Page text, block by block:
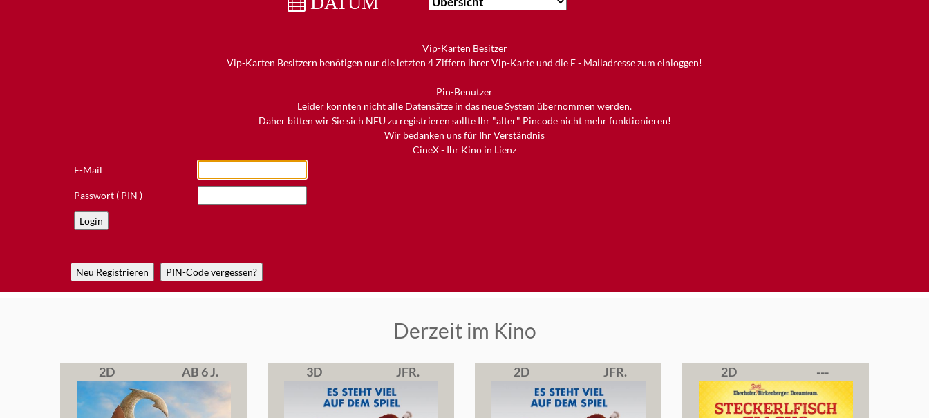
Vip-Karten Besitzer
Vip-Karten Besitzern benötigen nur die letzten 4 Ziffern ihrer Vip-Karte und die E - Mailadresse zum einloggen!
Pin-Benutzer
Leider konnten nicht alle Datensätze in das neue System übernommen werden.
Daher bitten wir Sie sich NEU zu registrieren sollte Ihr "alter" Pincode nicht mehr funktionieren!
Wir bedanken uns für Ihr Verständnis
CineX - Ihr Kino in Lienz
E-Mail
Passwort ( PIN )
Derzeit im Kino
2D AB 6 J. 3D JFR. 2D JFR. 2D ---